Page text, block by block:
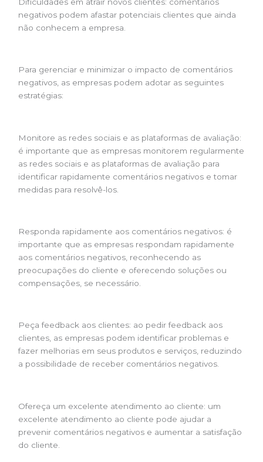
negativos podem afastar potenciais clientes que ainda
não conhecem a empresa.
Para gerenciar e minimizar o impacto de comentários
negativos, as empresas podem adotar as seguintes
estratégias:
Monitore as redes sociais e as plataformas de avaliação:
é importante que as empresas monitorem regularmente
as redes sociais e as plataformas de avaliação para
identificar rapidamente comentários negativos e tomar
medidas para resolvê-los.
Responda rapidamente aos comentários negativos: é
importante que as empresas respondam rapidamente
aos comentários negativos, reconhecendo as
preocupações do cliente e oferecendo soluções ou
compensações, se necessário.
Peça feedback aos clientes: ao pedir feedback aos
clientes, as empresas podem identificar problemas e
fazer melhorias em seus produtos e serviços, reduzindo
a possibilidade de receber comentários negativos.
Ofereça um excelente atendimento ao cliente: um
excelente atendimento ao cliente pode ajudar a
prevenir comentários negativos e aumentar a satisfação
do cliente.